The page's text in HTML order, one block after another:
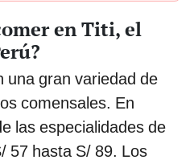
en Titi, el
una gran variedad de
comensales. En
las especialidades de
57 hasta S/ 89. Los